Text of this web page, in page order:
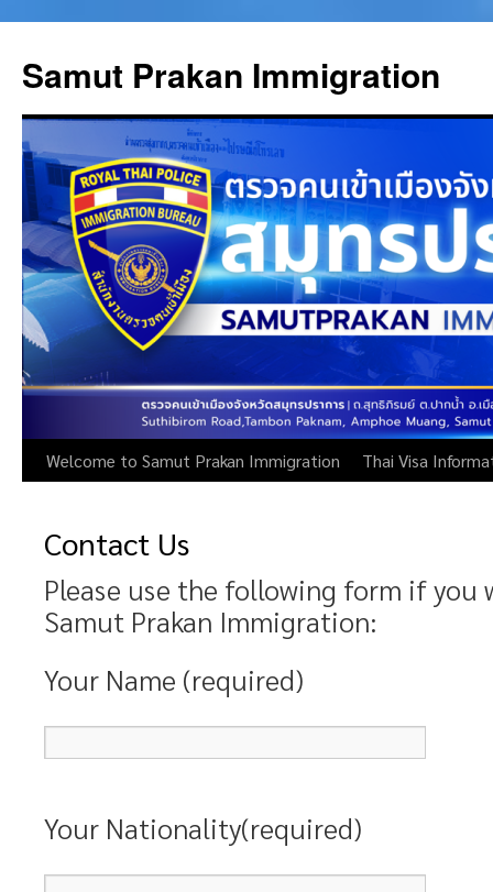
to
content
Samut Prakan Immigration
Welcome to Samut Prakan Immigration Thai Visa
Contact Us
Please use the following form if you
Samut Prakan Immigration:
Your Name (required)
Your Nationality(required)